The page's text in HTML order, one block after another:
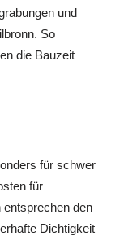
und
So
die Bauzeit
für schwer
für
entsprechen den
Dichtigkeit